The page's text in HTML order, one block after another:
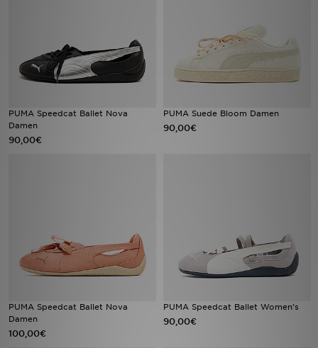
PUMA Speedcat Ballet Nova
Damen
90,00€
PUMA Suede Bloom Damen
90,00€
PUMA Speedcat Ballet Nova
Damen
100,00€
PUMA Speedcat Ballet Women's
90,00€